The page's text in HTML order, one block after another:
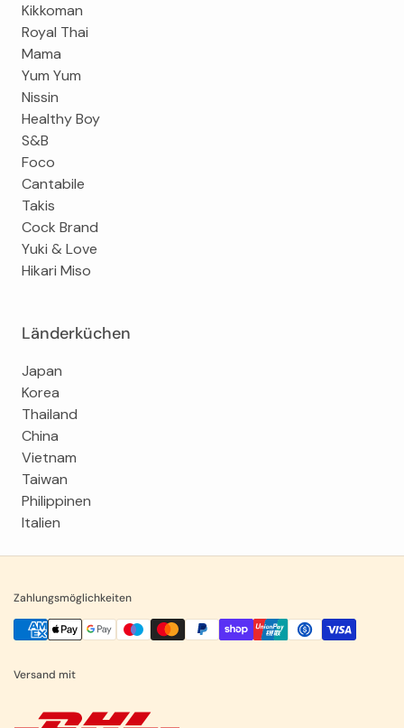
Kikkoman
Royal Thai
Mama
Yum Yum
Nissin
Healthy Boy
S&B
Foco
Cantabile
Takis
Cock Brand
Yuki & Love
Hikari Miso
Länderküchen
Japan
Korea
Thailand
China
Vietnam
Taiwan
Philippinen
Italien
Zahlungsmöglichkeiten
Versand mit